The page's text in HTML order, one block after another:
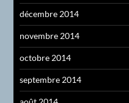
décembre 2014
novembre 2014
octobre 2014
septembre 2014